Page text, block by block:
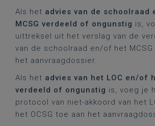
Als het advies van de schoolraad
MCSG verdeeld of ongunstig is,
uittreksel uit het verslag van de
van de schoolraad en/of het MCSG
het aanvraagdossier.
Als het advies van het LOC en/of
verdeeld of ongunstig is, voeg je
protocol van niet-akkoord van het
het OCSG toe aan het